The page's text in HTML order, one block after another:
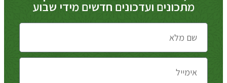
מתכונים ועדכונים חדשים מידי שבוע